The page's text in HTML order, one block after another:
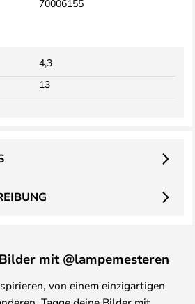
70006155
4,3
13
mit @lampemesteren
von einem einzigartigen